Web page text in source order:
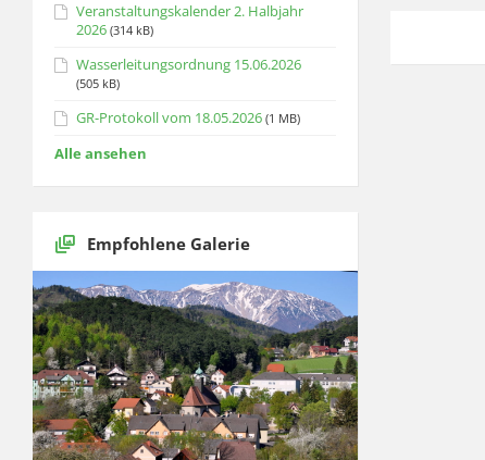
Veranstaltungskalender 2. Halbjahr
2026 (314 kB)
Wasserleitungsordnung 15.06.2026
(505 kB)
GR-Protokoll vom 18.05.2026 (1 MB)
Alle ansehen
Empfohlene Galerie